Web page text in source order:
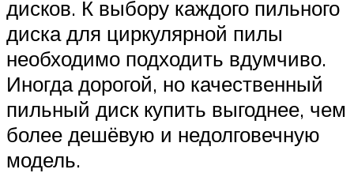
дисков. К выбору каждого пильного
диска для циркулярной пилы
необходимо подходить вдумчиво.
Иногда дорогой, но качественный
пильный диск купить выгоднее, чем
более дешёвую и недолговечную
модель.